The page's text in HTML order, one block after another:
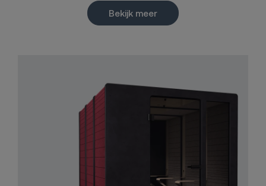
Bekijk meer